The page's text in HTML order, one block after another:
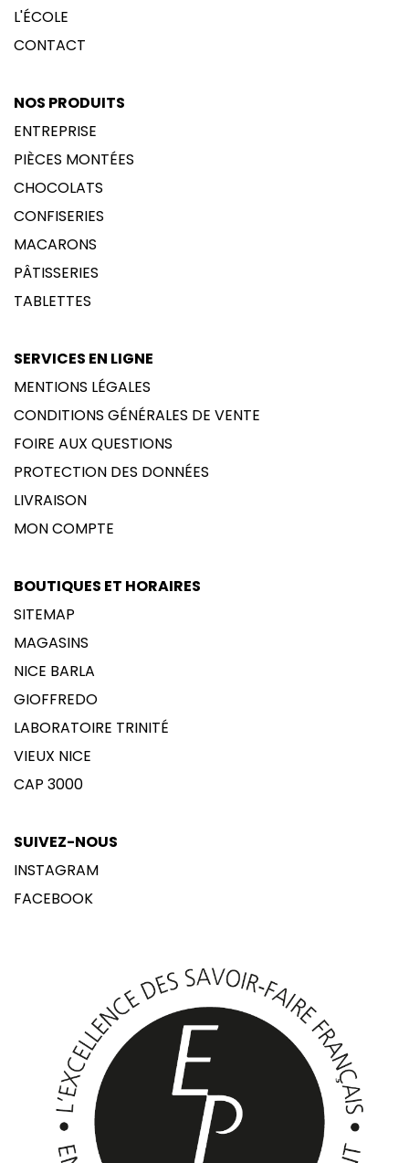
L'ÉCOLE
CONTACT
NOS PRODUITS
ENTREPRISE
PIÈCES MONTÉES
CHOCOLATS
CONFISERIES
MACARONS
PÂTISSERIES
TABLETTES
SERVICES EN LIGNE
MENTIONS LÉGALES
CONDITIONS GÉNÉRALES DE VENTE
FOIRE AUX QUESTIONS
PROTECTION DES DONNÉES
LIVRAISON
MON COMPTE
BOUTIQUES ET HORAIRES
SITEMAP
MAGASINS
NICE BARLA
GIOFFREDO
LABORATOIRE TRINITÉ
VIEUX NICE
CAP 3000
SUIVEZ-NOUS
INSTAGRAM
FACEBOOK